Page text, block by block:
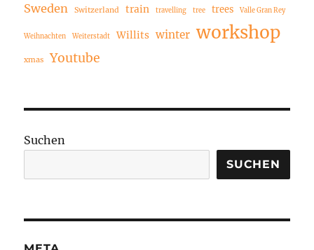
Sweden Switzerland train travelling tree trees Valle Gran Rey
Weihnachten Weiterstadt Willits winter workshop
xmas Youtube
Suchen
SUCHEN